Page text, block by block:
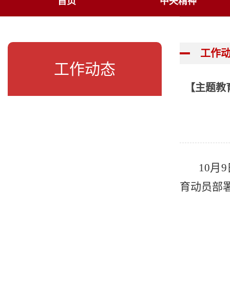
工作动态
工作
【主题
10月
育动员部